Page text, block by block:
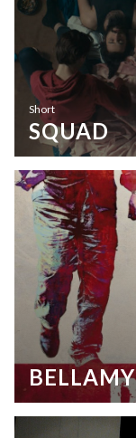
Short
SQUAD
BELLAMY